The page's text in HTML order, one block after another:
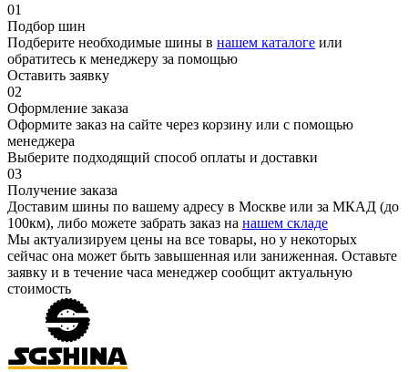
01
Подбор шин
Подберите необходимые шины в нашем каталоге или
обратитесь к менеджеру за помощью
Оставить заявку
02
Оформление заказа
Оформите заказ на сайте через корзину или с помощью
менеджера
Выберите подходящий способ оплаты и доставки
03
Получение заказа
Доставим шины по вашему адресу в Москве или за МКАД (до
100км), либо можете забрать заказ на нашем складе
Мы актуализируем цены на все товары, но у некоторых
сейчас она может быть завышенная или заниженная. Оставьте
заявку и в течение часа менеджер сообщит актуальную
стоимость